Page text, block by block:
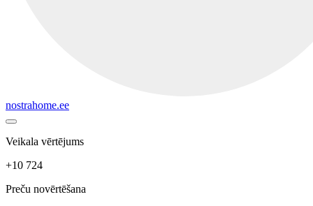
nostrahome.ee
Veikala vērtējums
+10 724
Preču novērtēšana